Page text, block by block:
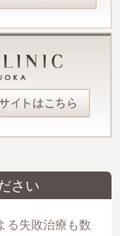
さい
る失敗治療も数